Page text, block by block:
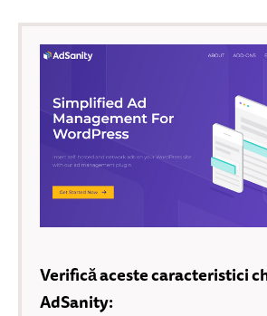
Verifică aceste caracteristici
AdSanity: